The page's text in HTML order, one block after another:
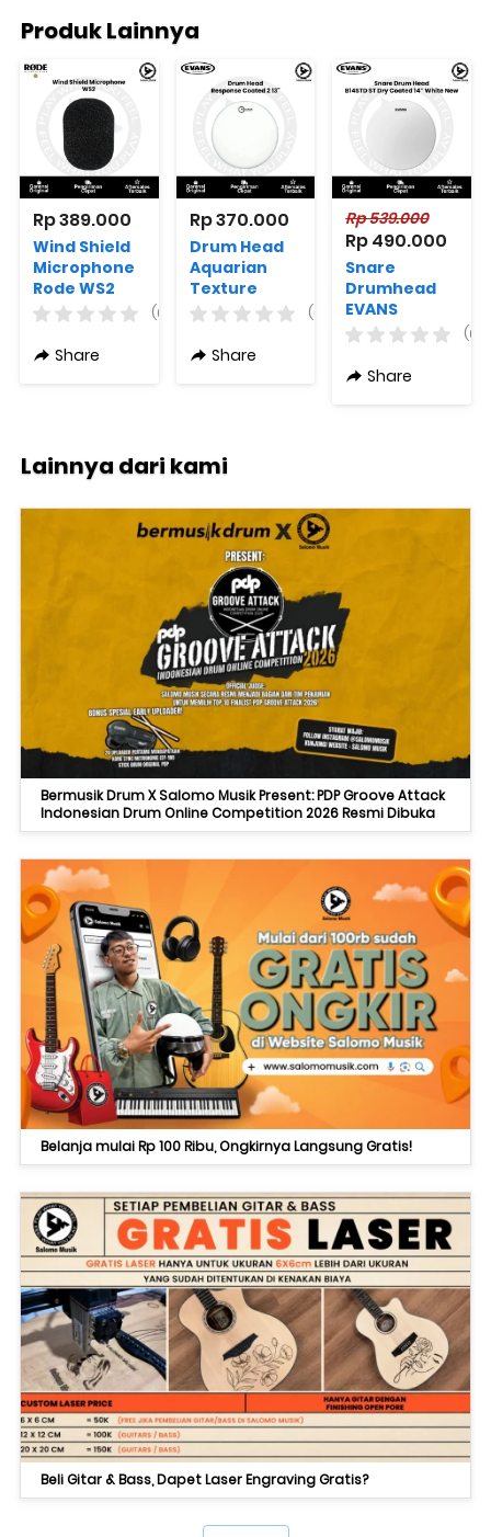
Produk Lainnya
Rp 389.000
Wind Shield
Microphone
Rode WS2
(0)
Share
Rp 370.000
Drum Head
Aquarian
Texture
Coated
13"
(0)
Share
Rp 539.000
Rp 490.000
Snare
Drumhead
EVANS
B14STD ST
White 14 Inch
(0)
Share
Lainnya dari kami
Bermusik Drum X Salomo Musik Present: PDP Groove Attack
Indonesian Drum Online Competition 2026 Resmi Dibuka
Belanja mulai Rp 100 Ribu, Ongkirnya Langsung Gratis!
Beli Gitar & Bass, Dapet Laser Engraving Gratis?